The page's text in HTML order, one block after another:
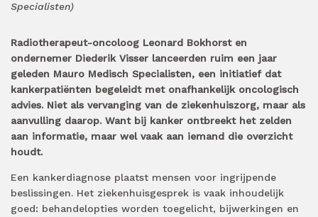
Specialisten)
Radiotherapeut-oncoloog Leonard Bokhorst en
ondernemer Diederik Visser lanceerden ruim een jaar
geleden Mauro Medisch Specialisten, een initiatief dat
kankerpatiënten begeleidt met onafhankelijk oncologisch
advies. Niet als vervanging van de ziekenhuiszorg, maar als
aanvulling daarop. Want bij kanker ontbreekt het zelden
aan informatie, maar wel vaak aan iemand die overzicht
houdt.
Een kankerdiagnose plaatst mensen voor ingrijpende
beslissingen. Het ziekenhuisgesprek is vaak inhoudelijk
goed: behandelopties worden toegelicht, bijwerkingen en